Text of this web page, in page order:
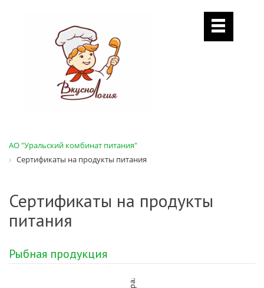
АО "Уральский комбинат питания"
Сертификаты на продукты питания
Сертификаты на продукты
питания
Рыбная продукция